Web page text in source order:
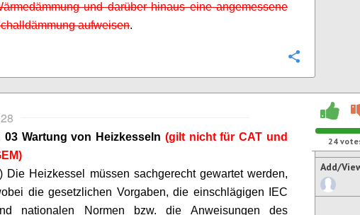
und darüber hinaus eine angemessene
aufweisen.
03 Wartung von Heizkesseln (gilt nicht für CAT und
Die Heizkessel müssen sachgerecht gewartet werden,
die gesetzlichen Vorgaben, die einschlägigen IEC
nationalen Normen bzw. die Anweisungen des
24
Add/